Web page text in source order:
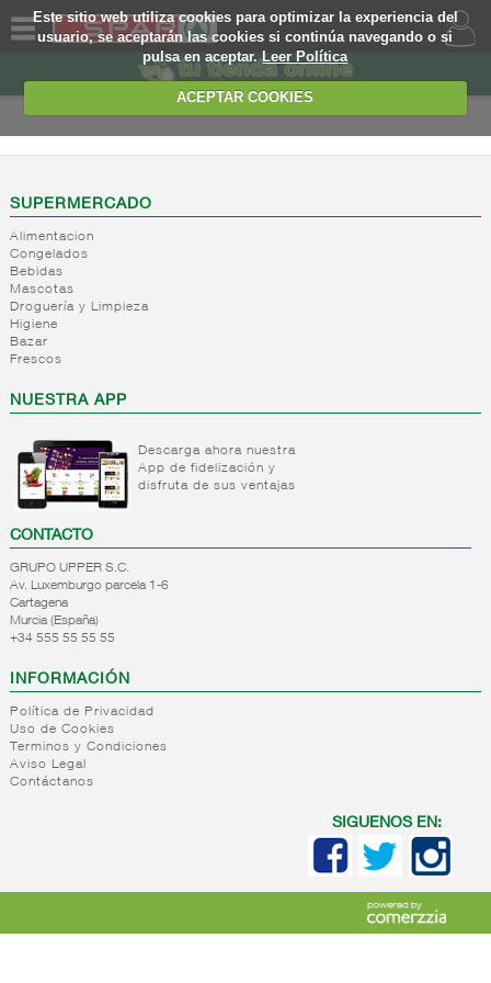
Este sitio web utiliza cookies para optimizar la experiencia del
usuario, se aceptarán las cookies si continúa navegando o si
pulsa en aceptar.Leer Política
ACEPTAR COOKIES
SOMOS
WEB
EJEMPLO
SUPERMERCADO
Alimentacion
Congelados
Bebidas
Mascotas
Droguería y Limpieza
Higiene
Bazar
Frescos
NUESTRA APP
Descarga ahora nuestra
App de fidelización y
disfruta de sus ventajas
CONTACTO
GRUPO UPPER S.C.
Av. Luxemburgo parcela 1-6
Cartagena
Murcia (España)
+34 555 55 55 55
INFORMACIÓN
Política de Privacidad
Uso de Cookies
Terminos y Condiciones
Aviso Legal
Contáctanos
SIGUENOS EN: